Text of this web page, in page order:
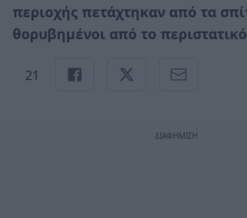
περιοχής πετάχτηκαν από τα
θορυβημένοι από το περιστατικό
21